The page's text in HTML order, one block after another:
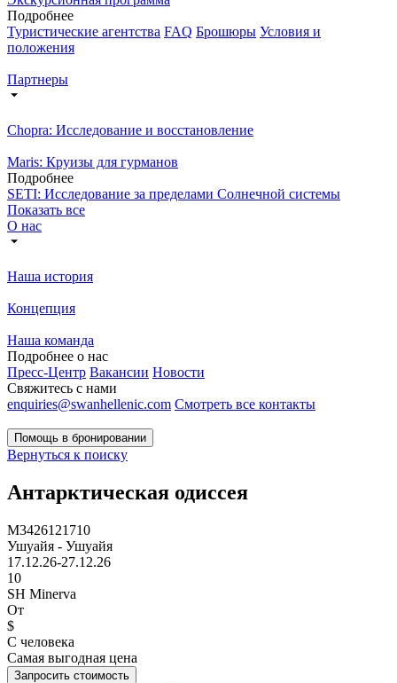
Подробнее
Туристические агентства FAQ Брошюры Условия и
положения
Партнеры
Chopra: Исследование и восстановление
Maris: Круизы для гурманов
Подробнее
SETI: Исследование за пределами Солнечной системы
Показать все
О нас
Наша история
Концепция
Наша команда
Подробнее о нас
Пресс-Центр Вакансии Новости
Свяжитесь с нами
enquiries@swanhellenic.com Смотреть все контакты
Помощь в бронировании
Вернуться к поиску
Антарктическая одиссея
M3426121710
Ушуайя - Ушуайя
17.12.26-27.12.26
10
SH Minerva
От
$
С человека
Самая выгодная цена
Запросить стоимость